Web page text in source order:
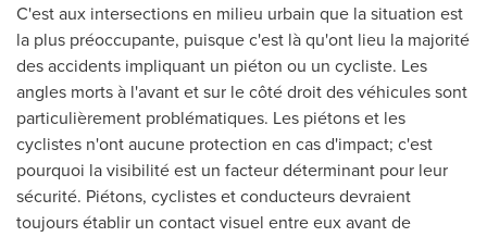
C'est aux intersections en milieu urbain que la situation est
la plus préoccupante, puisque c'est là qu'ont lieu la majorité
des accidents impliquant un piéton ou un cycliste. Les
angles morts à l'avant et sur le côté droit des véhicules sont
particulièrement problématiques. Les piétons et les
cyclistes n'ont aucune protection en cas d'impact; c'est
pourquoi la visibilité est un facteur déterminant pour leur
sécurité. Piétons, cyclistes et conducteurs devraient
toujours établir un contact visuel entre eux avant de